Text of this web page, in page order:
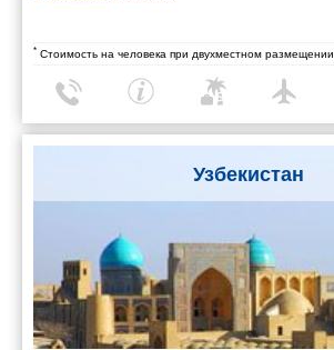
* Стоимость на человека при двухместном размещении
Узбекистан